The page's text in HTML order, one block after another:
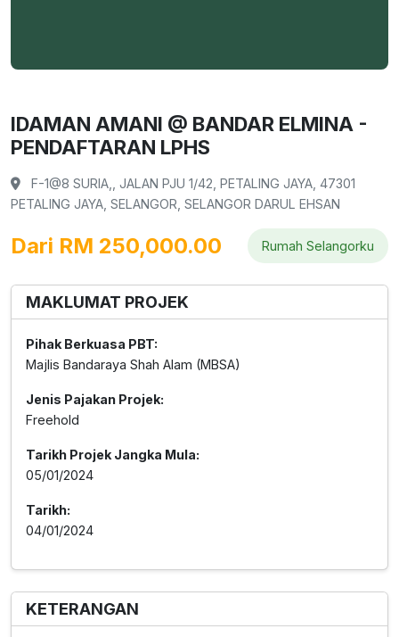
IDAMAN AMANI @ BANDAR ELMINA -
PENDAFTARAN LPHS
F-1@8 SURIA,, JALAN PJU 1/42, PETALING JAYA, 47301
PETALING JAYA, SELANGOR, SELANGOR DARUL EHSAN
Dari RM 250,000.00 Rumah Selangorku
MAKLUMAT PROJEK
Pihak Berkuasa PBT:
Majlis Bandaraya Shah Alam (MBSA)
Jenis Pajakan Projek:
Freehold
Tarikh Projek Jangka Mula:
05/01/2024
Tarikh:
04/01/2024
KETERANGAN